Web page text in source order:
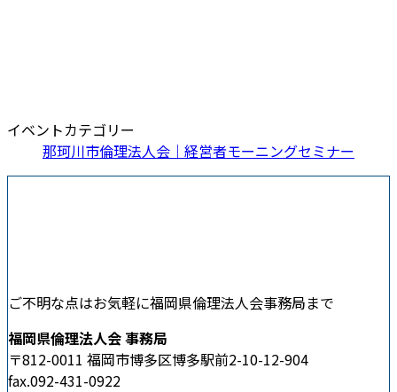
イベントカテゴリー
那珂川市倫理法人会｜経営者モーニングセミナー
ご不明な点はお気軽に福岡県倫理法人会事務局まで
福岡県倫理法人会 事務局
〒812-0011 福岡市博多区博多駅前2-10-12-904
fax.092-431-0922